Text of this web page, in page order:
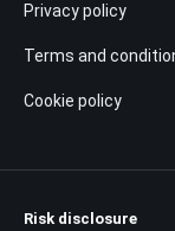
Privacy policy
Terms and
Cookie policy
Risk disclosure